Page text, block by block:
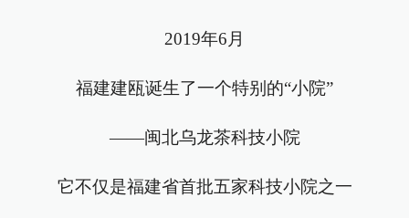
2019年6月
福建建瓯诞生了一个特别的“小院”
——闽北乌龙茶科技小院
它不仅是福建省首批五家科技小院之一